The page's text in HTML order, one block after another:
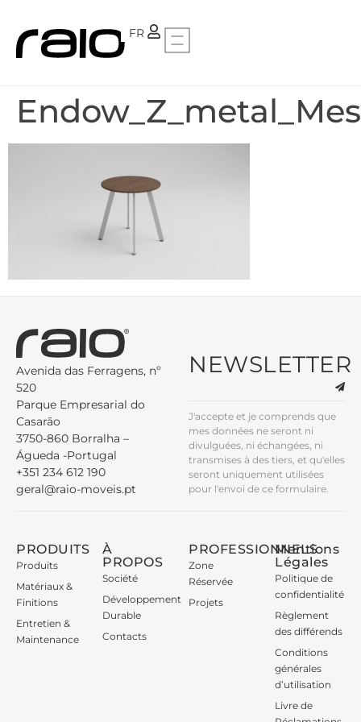
FR
PT
Avenida das Ferragens, nº
520
Parque Empresarial do
Casarão
3750-860 Borralha –
Águeda -Portugal
+351 234 612 190
geral@raio-moveis.pt
NEWSLETTER
J'accepte et je comprends que
mes données ne seront ni
divulguées, ni échangées, ni
transmises à des tiers, et qu'elles
seront uniquement utilisées
pour l'envoi de ce formulaire.
PRODUITS
Produits
Matériaux &
Finitions
Entretien &
Maintenance
À
PROPOS
Société
Développement
Durable
Contacts
PROFESSIONNELS
Zone
Réservée
Projets
Mentions
Légales
Politique de
confidentialité
Règlement
des différends
Conditions
générales
d’utilisation
Livre de